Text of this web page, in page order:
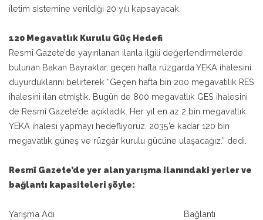
iletim sistemine verildiği 20 yılı kapsayacak.
120 Megavatlık Kurulu Güç Hedefi
Resmî Gazete’de yayınlanan ilanla ilgili değerlendirmelerde
bulunan Bakan Bayraktar, geçen hafta rüzgarda YEKA ihalesini
duyurduklarını belirterek “Geçen hafta bin 200 megavatilık RES
ihalesini ilan etmiştik. Bugün de 800 megavatlık GES ihalesini
de Resmî Gazete’de açıkladık. Her yıl en az 2 bin megavatlık
YEKA ihalesi yapmayı hedefliyoruz. 2035’e kadar 120 bin
megavatlık güneş ve rüzgâr kurulu gücüne ulaşacağız.” dedi.
Resmî Gazete’de yer alan yarışma ilanındaki yerler ve
bağlantı kapasiteleri şöyle:
Yarışma Adı Bağlantı